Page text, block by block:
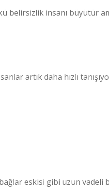
belirsizlik insanı büyütür
artık daha hızlı
eskisi gibi uzun vadeli